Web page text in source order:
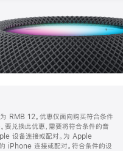
RMB 12。优惠仅面向购买符合条件
兑换此优惠，需要将符合条件的音
设备连接或配对。为 Apple
iPhone 连接或配对。符合条件的设